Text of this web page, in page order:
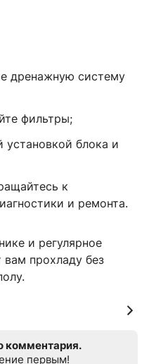
дренажную систему
фильтры;
установкой блока и
к
и ремонта.
и регулярное
прохладу без
комментария.
первым!